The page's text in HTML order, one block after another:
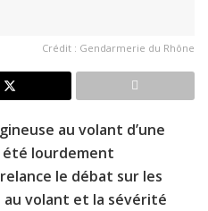
Crédit : Gendarmerie du Rhône
au volant d’une
été lourdement
le débat sur les
volant et la sévérité